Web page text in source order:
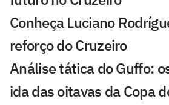
Conheça Luciano
reforço do Cruzeiro
Análise tática do Guffo:
ida das oitavas da Copa